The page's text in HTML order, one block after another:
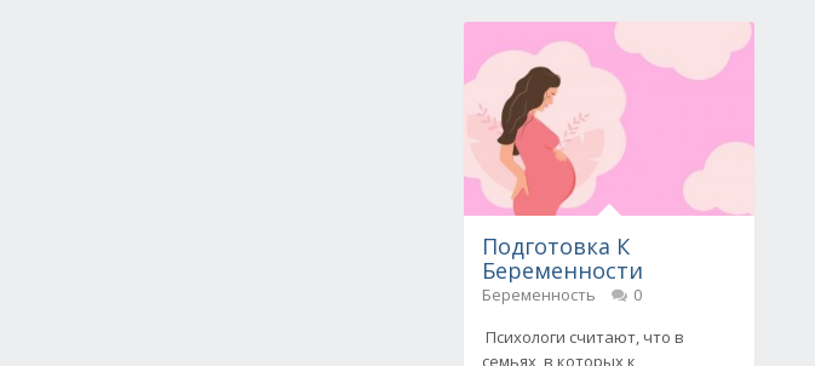
Подготовка К
Беременности
Беременность
0
Психологи считают, что в
семьях, в которых к